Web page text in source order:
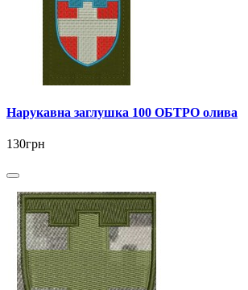
Нарукавна заглушка 100 ОБТРО олива
130грн